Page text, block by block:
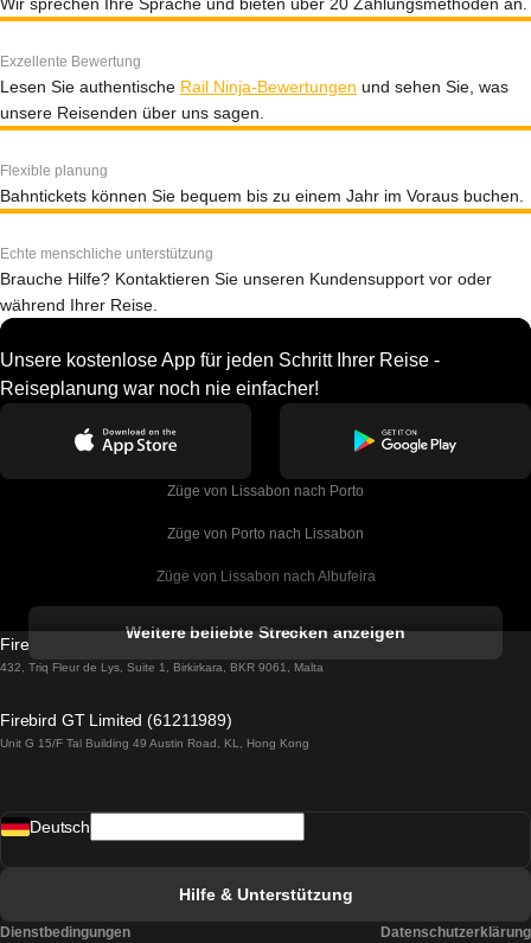
Exzellente Bewertung
Lesen Sie authentische Rail Ninja-Bewertungen und sehen Sie, was
unsere Reisenden über uns sagen.
Flexible planung
Bahntickets können Sie bequem bis zu einem Jahr im Voraus buchen.
Echte menschliche unterstützung
Brauche Hilfe? Kontaktieren Sie unseren Kundensupport vor oder
während Ihrer Reise.
Unsere kostenlose App für jeden Schritt Ihrer Reise -
Reiseplanung war noch nie einfacher!
Züge von Lissabon nach Porto
Züge von Porto nach Lissabon
Züge von Lissabon nach Albufeira
Züge von Lissabon nach Lagos
Züge von Lissabon nach Madrid
Weitere beliebte Strecken anzeigen
Firebird GT Limited (OC 1451)
432, Triq Fleur de Lys, Suite 1, Birkirkara, BKR 9061, Malta
Firebird GT Limited (61211989)
Unit G 15/F Tal Building 49 Austin Road, KL, Hong Kong
Deutsch
Hilfe & Unterstützung
Dienstbedingungen Datenschutzerklärung